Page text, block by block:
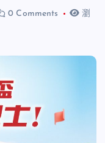
0 Comments
瀏